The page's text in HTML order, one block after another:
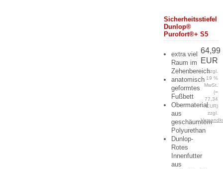
Sicherheitsstiefel
Dunlop®
Purofort®+ S5
extra viel
Raum im
Zehenbereich
anatomisch
geformtes
Fußbett
Obermaterial
aus
geschäumtem
Polyurethan
Dunlop-
Rotes
Innenfutter
aus
64,99
EUR
zzgl.
19 %
MwSt.
(=
77,34
EUR)
zzgl.